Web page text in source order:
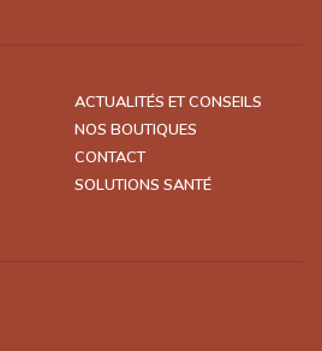
ACTUALITÉS ET CONSEILS
NOS BOUTIQUES
CONTACT
SOLUTIONS SANTÉ